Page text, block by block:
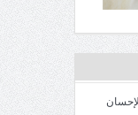
٦- عمل الإحسان